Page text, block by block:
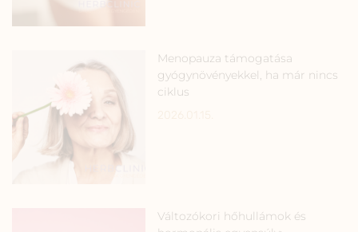
Menopauza támogatása
gyógynövényekkel, ha már nincs
ciklus
Változókori hőhullámok és